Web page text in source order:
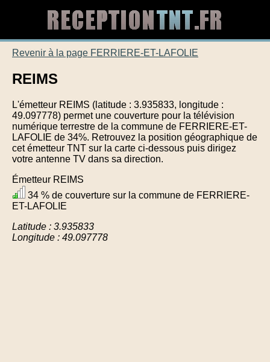
Revenir à la page FERRIERE-ET-LAFOLIE
REIMS
L'émetteur REIMS (latitude : 3.935833, longitude :
49.097778) permet une couverture pour la télévision
numérique terrestre de la commune de FERRIERE-ET-
LAFOLIE de 34%. Retrouvez la position géographique de
cet émetteur TNT sur la carte ci-dessous puis dirigez
votre antenne TV dans sa direction.
Émetteur REIMS
34 % de couverture sur la commune de FERRIERE-
ET-LAFOLIE
Latitude : 3.935833
Longitude : 49.097778